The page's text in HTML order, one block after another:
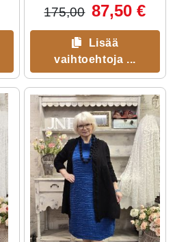
175,00 87,50 €
Lisää
vaihtoehtoja ...